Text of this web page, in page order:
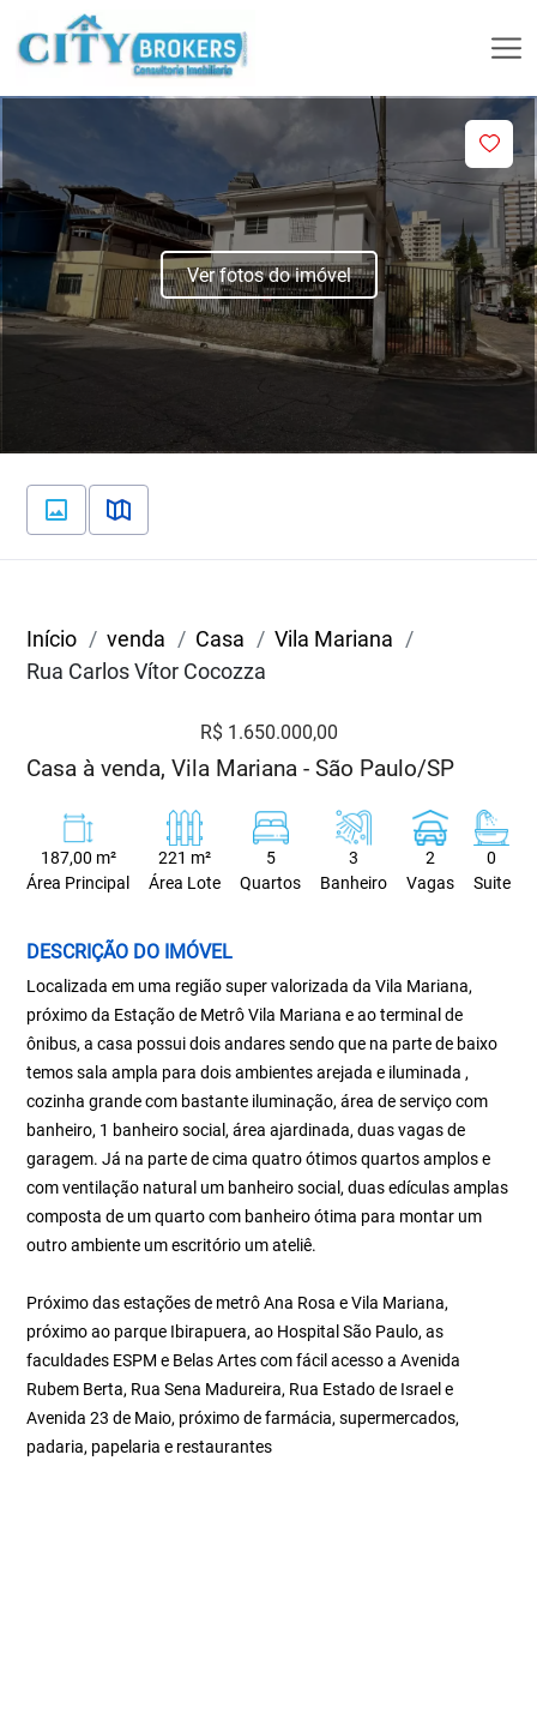
Ver fotos do imóvel
Início venda Casa
Vila Mariana
Rua Carlos Vítor Cocozza
R$ 1.650.000,00
Casa à venda, Vila Mariana - São Paulo/SP
187,00 m²
Área Principal
221 m²
Área Lote
5
Quartos
3
Banheiro
2
Vagas
0
Suite
DESCRIÇÃO DO IMÓVEL
Localizada em uma região super valorizada da Vila Mariana,
próximo da Estação de Metrô Vila Mariana e ao terminal de
ônibus, a casa possui dois andares sendo que na parte de baixo
temos sala ampla para dois ambientes arejada e iluminada ,
cozinha grande com bastante iluminação, área de serviço com
banheiro, 1 banheiro social, área ajardinada, duas vagas de
garagem. Já na parte de cima quatro ótimos quartos amplos e
com ventilação natural um banheiro social, duas edículas amplas
composta de um quarto com banheiro ótima para montar um
outro ambiente um escritório um ateliê.
Próximo das estações de metrô Ana Rosa e Vila Mariana,
próximo ao parque Ibirapuera, ao Hospital São Paulo, as
faculdades ESPM e Belas Artes com fácil acesso a Avenida
Rubem Berta, Rua Sena Madureira, Rua Estado de Israel e
Avenida 23 de Maio, próximo de farmácia, supermercados,
padaria, papelaria e restaurantes